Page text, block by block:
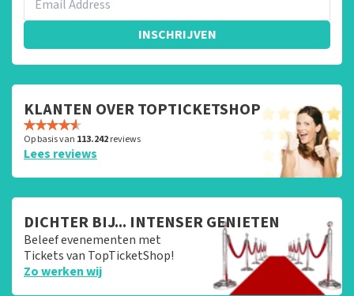
INSCHRIJVEN
KLANTEN OVER TOPTICKETSHOP
Op basis van 113.242reviews
Lees reviews
DICHTER BIJ... INTENSER GENIETEN
Beleef evenementen met
Tickets van TopTicketShop!
Zo werken wij